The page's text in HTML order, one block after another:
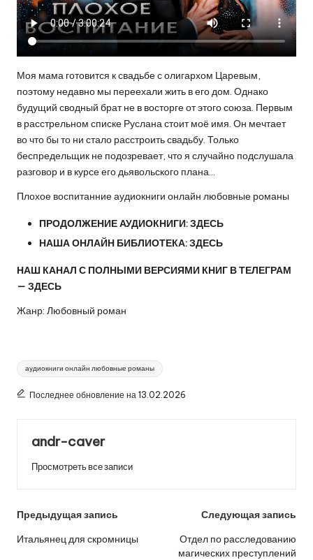
Моя мама готовится к свадьбе с олигархом Царевым,
поэтому недавно мы переехали жить в его дом. Однако
будущий сводный брат не в восторге от этого союза. Первым
в расстрельном списке Руслана стоит моё имя. Он мечтает
во что бы то ни стало расстроить свадьбу. Только
беспредельщик не подозревает, что я случайно подслушала
разговор и в курсе его дьявольского плана…
Плохое воспитанние аудиокниги онлайн любовные романы
ПРОДОЛЖЕНИЕ АУДИОКНИГИ:ЗДЕСЬ
НАША ОНЛАЙН БИБЛИОТЕКА:ЗДЕСЬ
НАШ КАНАЛ С ПОЛНЫМИ ВЕРСИЯМИ КНИГ В ТЕЛЕГРАМ
— ЗДЕСЬ
Жанр: Любовный роман
Метки:
аудиокниги онлайн любовные романы
Последнее обновление на 13.02.2026
andr-caver
Просмотреть все записи
Навигация
по
Предыдущая запись
Итальянец для скромницы
Следующая запись
Отдел по расследованию
магических преступлений